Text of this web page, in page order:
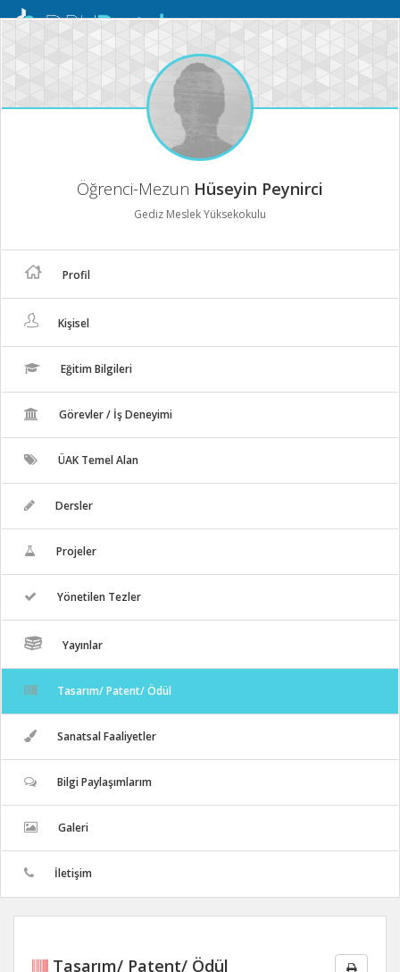
Mobil
Öğrenci-Mezun Hüseyin Peynirci
Gediz Meslek Yüksekokulu
Profil
Kişisel
Eğitim Bilgileri
Görevler / İş Deneyimi
ÜAK Temel Alan
Dersler
Projeler
Yönetilen Tezler
Yayınlar
Tasarım/ Patent/ Ödül
Sanatsal Faaliyetler
Bilgi Paylaşımlarım
Galeri
İletişim
Tasarım/ Patent/ Ödül